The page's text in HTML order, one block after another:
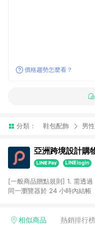
價格趨勢怎麼看？
分類： 鞋包配飾 男
亞洲跨境設計購
[一般商品贈點規則] 1. 需透
同一瀏覽器於 24 小時內結
回饋訂單不得享有 Pinkoi 站
相似商品 熱銷排行榜